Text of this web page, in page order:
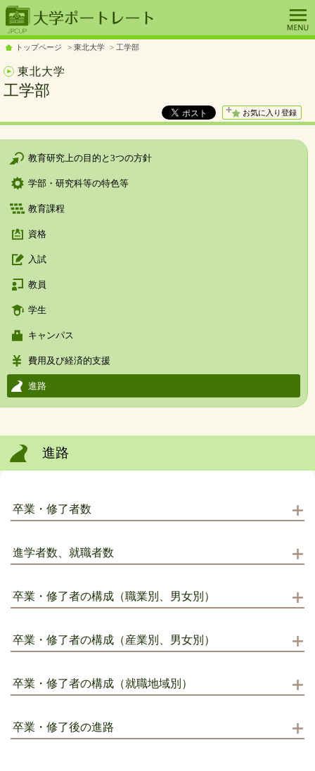
トップページ 東北大学 工学部
東北大学
工学部
お気に入り登録
教育研究上の目的と3つの方針
学部・研究科等の特色等
教育課程
資格
入試
教員
学生
キャンパス
費用及び経済的支援
進路
進路
卒業・修了者数
進学者数、就職者数
卒業・修了者の構成（職業別、男女別）
卒業・修了者の構成（産業別、男女別）
卒業・修了者の構成（就職地域別）
卒業・修了後の進路